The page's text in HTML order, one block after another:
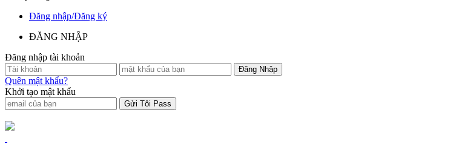
Đăng nhập/Đăng ký
ĐĂNG NHẬP
Đăng nhập tài khoản
Quên mật khẩu?
Khởi tạo mật khẩu